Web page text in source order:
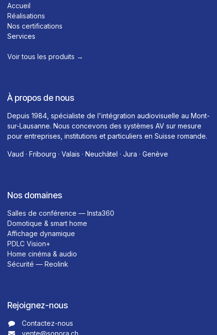
Accueil
Réalisations
Nos certifications
Services
Voir tous les produits →​
À propos de nous
Depuis 1984, spécialiste de l'intégration audiovisuelle au Mont-
sur-Lausanne. Nous concevons des systèmes AV sur mesure
pour entreprises, institutions et particuliers en Suisse romande.
Vaud · Fribourg · Valais · Neuchâtel · Jura · Genève
Nos domaines
Salles de conférence — Insta360
Domotique & smart home
Affichage dynamique
PDLC Vision+
Home cinéma & audio
Sécurité — Reolink
Rejoignez-nous
Contactez-nous​​
vente@sonora.ch